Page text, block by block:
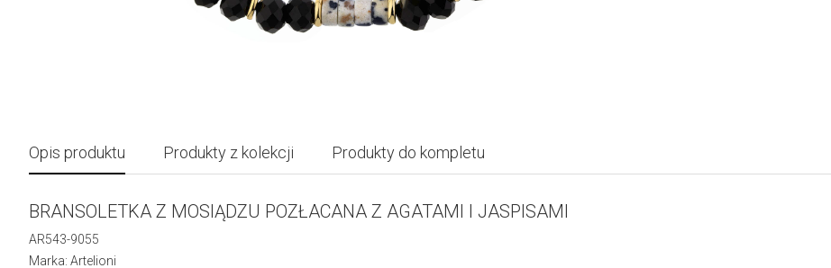
Opis produktu Produkty z kolekcji Produkty do kompletu
BRANSOLETKA Z MOSIĄDZU POZŁACANA Z AGATAMI I JASPISAMI
AR543-9055
Marka: Artelioni